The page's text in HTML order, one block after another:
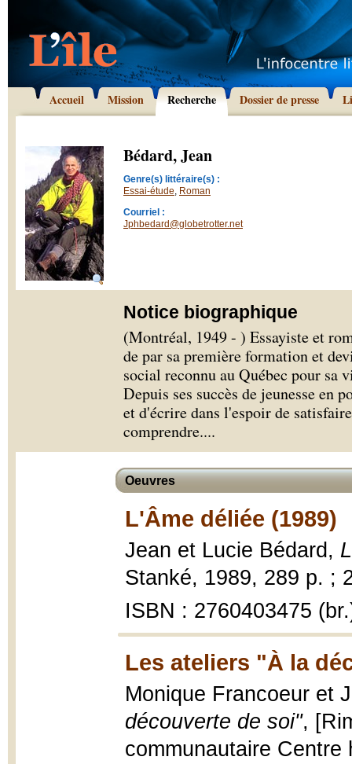
Accueil Mission Recherche Dossier de presse
Bédard, Jean
Genre(s) littéraire(s) :
Essai-étude, Roman
Courriel :
Jphbedard@globetrotter.net
Notice biographique
(Montréal, 1949 - ) Essayiste et
de par sa première formation et
social reconnu au Québec pour sa
Depuis ses succès de jeunesse en
et d'écrire dans l'espoir de
comprendre....
Oeuvres
L'Âme déliée (1989)
Jean et Lucie Bédard,
Stanké, 1989, 289 p. ;
ISBN : 2760403475
Les ateliers "À la
Monique Francoeur et
découverte de soi",
communautaire